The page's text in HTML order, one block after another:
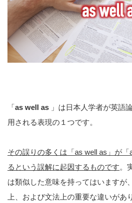
「as well as 」は日本人学者が英語
用される表現の１つです。
その誤りの多くは「as well as」が「
るという誤解に起因するものです。
は類似した意味を持ってはいますが
上、および文法上の重要な違いがあ